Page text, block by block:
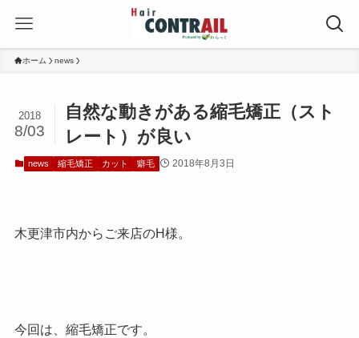
ホーム news
自然な動きがある縮毛矯正（スト
レート）が良い
2018
8/03
news 縮毛矯正 カット 癖毛 2018年8月3日
木更津市内からご来店のH様。
今回は、縮毛矯正です。